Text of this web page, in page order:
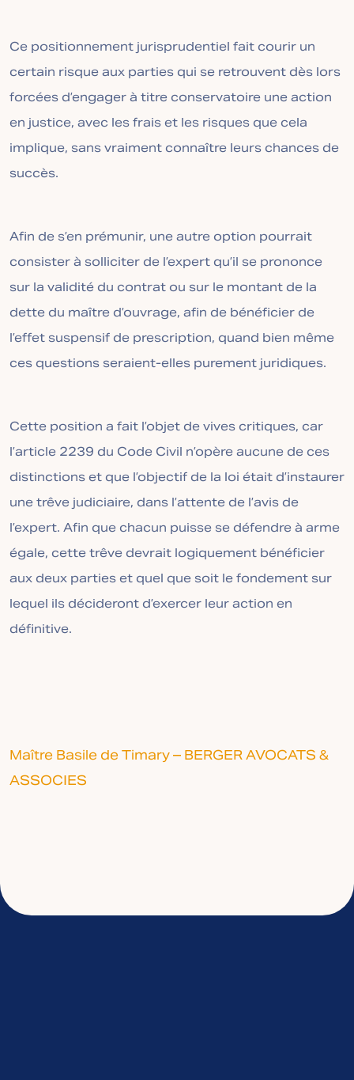
Ce positionnement jurisprudentiel fait courir un
certain risque aux parties qui se retrouvent dès lors
forcées d’engager à titre conservatoire une action
en justice, avec les frais et les risques que cela
implique, sans vraiment connaître leurs chances de
succès.
Afin de s’en prémunir, une autre option pourrait
consister à solliciter de l’expert qu’il se prononce
sur la validité du contrat ou sur le montant de la
dette du maître d’ouvrage, afin de bénéficier de
l’effet suspensif de prescription, quand bien même
ces questions seraient-elles purement juridiques.
Cette position a fait l’objet de vives critiques, car
l’article 2239 du Code Civil n’opère aucune de ces
distinctions et que l’objectif de la loi était d’instaurer
une trêve judiciaire, dans l’attente de l’avis de
l’expert. Afin que chacun puisse se défendre à arme
égale, cette trêve devrait logiquement bénéficier
aux deux parties et quel que soit le fondement sur
lequel ils décideront d’exercer leur action en
définitive.
Maître Basile de Timary – BERGER AVOCATS &
ASSOCIES